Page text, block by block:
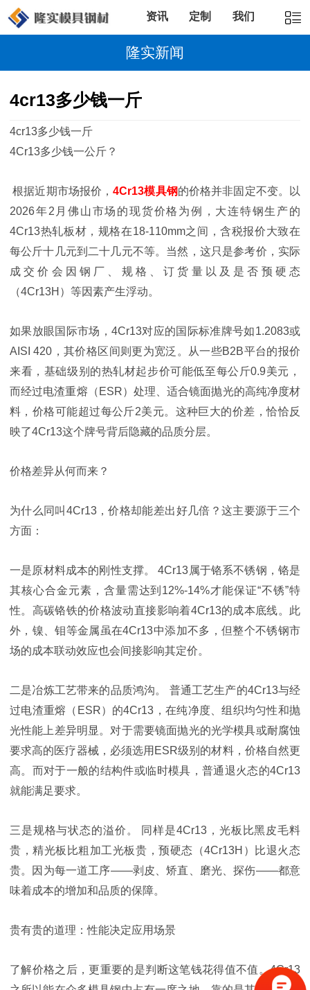
资讯 定制 我们
隆实新闻
4cr13多少钱一斤
4cr13多少钱一斤
4Cr13多少钱一公斤？
根据近期市场报价，4Cr13模具钢的价格并非固定不变。以
2026年2月佛山市场的现货价格为例，大连特钢生产的
4Cr13热轧板材，规格在18-110mm之间，含税报价大致在
每公斤十几元到二十几元不等。当然，这只是参考价，实际
成交价会因钢厂、规格、订货量以及是否预硬态
（4Cr13H）等因素产生浮动。
如果放眼国际市场，4Cr13对应的国际标准牌号如1.2083或
AISI 420，其价格区间则更为宽泛。从一些B2B平台的报价
来看，基础级别的热轧材起步价可能低至每公斤0.9美元，
而经过电渣重熔（ESR）处理、适合镜面抛光的高纯净度材
料，价格可能超过每公斤2美元。这种巨大的价差，恰恰反
映了4Cr13这个牌号背后隐藏的品质分层。
价格差异从何而来？
为什么同叫4Cr13，价格却能差出好几倍？这主要源于三个
方面：
一是原材料成本的刚性支撑。 4Cr13属于铬系不锈钢，铬是
其核心合金元素，含量需达到12%-14%才能保证“不锈”特
性。高碳铬铁的价格波动直接影响着4Cr13的成本底线。此
外，镍、钼等金属虽在4Cr13中添加不多，但整个不锈钢市
场的成本联动效应也会间接影响其定价。
二是冶炼工艺带来的品质鸿沟。 普通工艺生产的4Cr13与经
过电渣重熔（ESR）的4Cr13，在纯净度、组织均匀性和抛
光性能上差异明显。对于需要镜面抛光的光学模具或耐腐蚀
要求高的医疗器械，必须选用ESR级别的材料，价格自然更
高。而对于一般的结构件或临时模具，普通退火态的4Cr13
就能满足要求。
三是规格与状态的溢价。 同样是4Cr13，光板比黑皮毛料
贵，精光板比粗加工光板贵，预硬态（4Cr13H）比退火态
贵。因为每一道工序——剥皮、矫直、磨光、探伤——都意
味着成本的增加和品质的保障。
贵有贵的道理：性能决定应用场景
了解价格之后，更重要的是判断这笔钱花得值不值。4Cr13